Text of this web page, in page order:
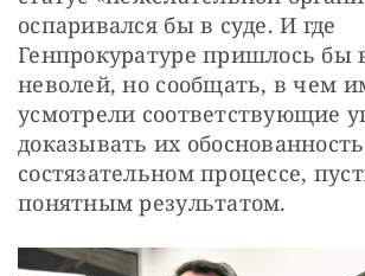
оспаривался бы в суде. И где
Генпрокуратуре пришлось бы
неволей, но сообщать, в чем
усмотрели соответствующие
доказывать их
состязательном процессе,
понятным результатом.